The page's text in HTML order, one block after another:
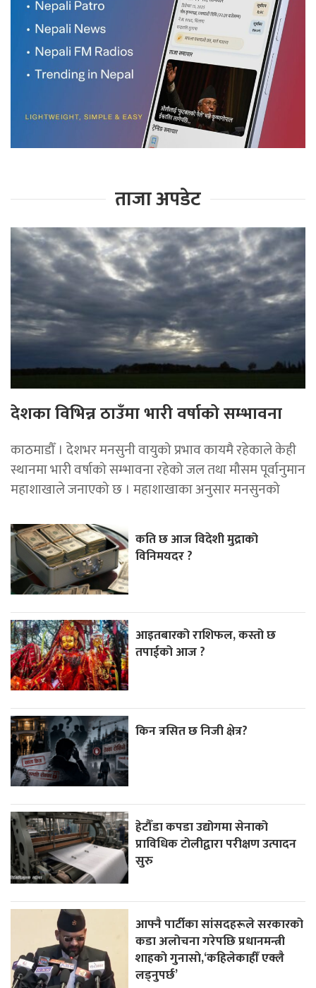
ताजा अपडेट
देशका विभिन्न ठाउँमा भारी वर्षाको सम्भावना
काठमाडौँ । देशभर मनसुनी वायुको प्रभाव कायमै रहेकाले केही
स्थानमा भारी वर्षाको सम्भावना रहेको जल तथा मौसम पूर्वानुमान
महाशाखाले जनाएको छ । महाशाखाका अनुसार मनसुनको
कति छ आज विदेशी मुद्राको
विनिमयदर ?
आइतबारको राशिफल, कस्तो छ
तपाईको आज ?
किन त्रसित छ निजी क्षेत्र?
हेटौँडा कपडा उद्योगमा सेनाको
प्राविधिक टोलीद्वारा परीक्षण उत्पादन
सुरु
आफ्नै पार्टीका सांसदहरूले सरकारको
कडा अलोचना गरेपछि प्रधानमन्त्री
शाहकाे गुनासाे,‘कहिलेकाहीँ एक्लै
लड्नुपर्छ’